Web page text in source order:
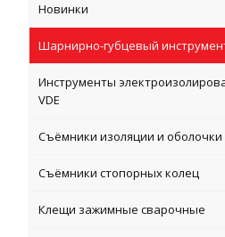
Новинки
Шарнирно-губцевый
Инструменты
VDE
Съёмники изоляции и оболочки
Съёмники стопорных колец
Клещи зажимные сварочные